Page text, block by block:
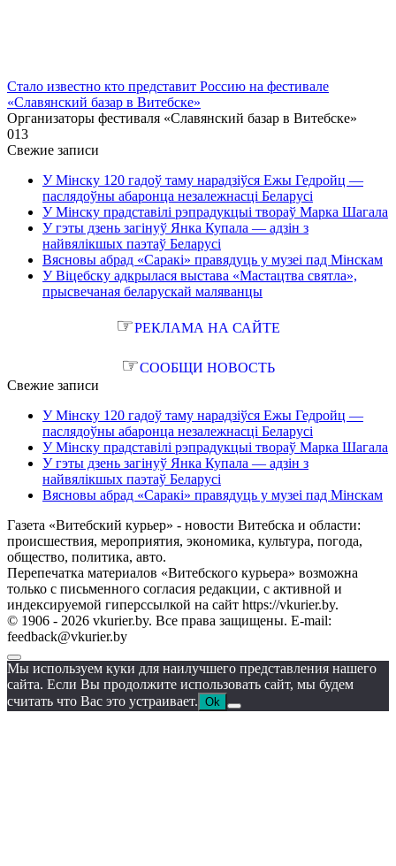
Стало известно кто представит Россию на фестивале
«Славянский базар в Витебске»
Организаторы фестиваля «Славянский базар в Витебске»
013
Свежие записи
У Мінску 120 гадоў таму нарадзіўся Ежы Гедройц —
паслядоўны абаронца незалежнасці Беларусі
У Мінску прадставілі рэпрадукцыі твораў Марка Шагала
У гэты дзень загінуў Янка Купала — адзін з
найвялікшых паэтаў Беларусі
Вясновы абрад «Саракі» правядуць у музеі пад Мінскам
У Віцебску адкрылася выстава «Мастацтва святла»,
прысвечаная беларускай маляванцы
☞РЕКЛАМА НА САЙТЕ
☞СООБЩИ НОВОСТЬ
Свежие записи
У Мінску 120 гадоў таму нарадзіўся Ежы Гедройц —
паслядоўны абаронца незалежнасці Беларусі
У Мінску прадставілі рэпрадукцыі твораў Марка Шагала
У гэты дзень загінуў Янка Купала — адзін з
найвялікшых паэтаў Беларусі
Вясновы абрад «Саракі» правядуць у музеі пад Мінскам
Газета «Витебский курьер» - новости Витебска и области:
происшествия, мероприятия, экономика, культура, погода,
общество, политика, авто.
Перепечатка материалов «Витебского курьера» возможна
только с письменного согласия редакции, с активной и
индексируемой гиперссылкой на сайт https://vkurier.by.
© 1906 - 2026 vkurier.by. Все права защищены. E-mail:
feedback@vkurier.by
Мы используем куки для наилучшего представления нашего
сайта. Если Вы продолжите использовать сайт, мы будем
считать что Вас это устраивает. Ok